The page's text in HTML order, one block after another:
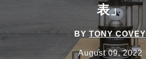
表」
BYTONY COVEY
August 09, 2022
テスト・データ検証
Golf News ゴルフニュース
REVIEWS 製品レビュー